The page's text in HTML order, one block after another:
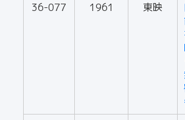
36-077 1961 東映